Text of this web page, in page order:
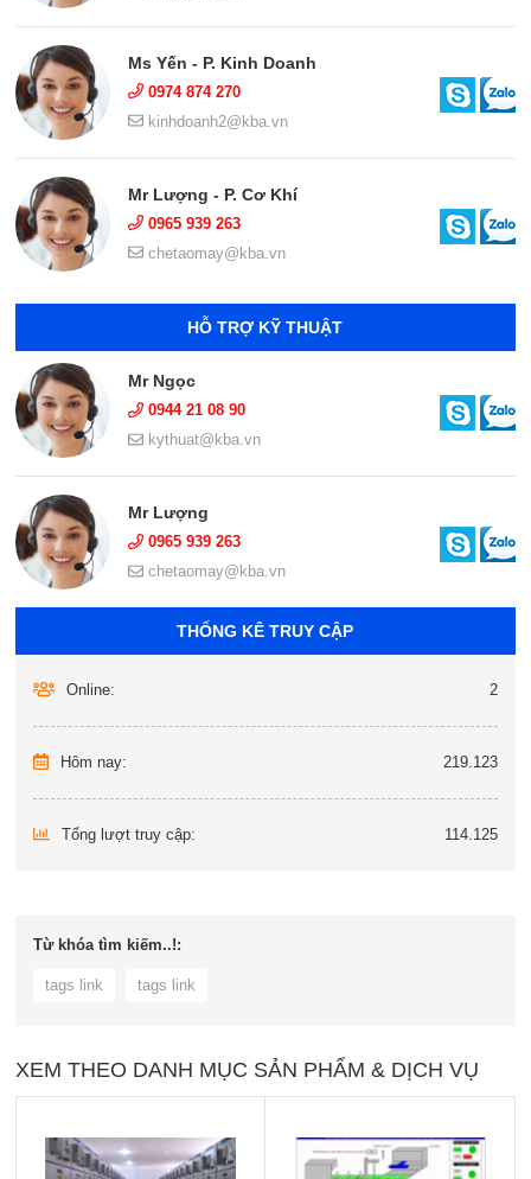
Ms Yến - P. Kinh Doanh
0974 874 270
kinhdoanh2@kba.vn
Mr Lượng - P. Cơ Khí
0965 939 263
chetaomay@kba.vn
HỖ TRỢ KỸ THUẬT
Mr Ngọc
0944 21 08 90
kythuat@kba.vn
Mr Lượng
0965 939 263
chetaomay@kba.vn
THỐNG KÊ TRUY CẬP
Online: 2
Hôm nay: 219.123
Tổng lượt truy cập: 114.125
Từ khóa tìm kiếm..!:
tags link tags link
XEM THEO DANH MỤC SẢN PHẨM & DỊCH VỤ